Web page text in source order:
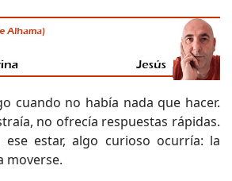
cuando no había nada que hacer.
no ofrecía respuestas rápidas.
ese estar, algo curioso ocurría: la
moverse.